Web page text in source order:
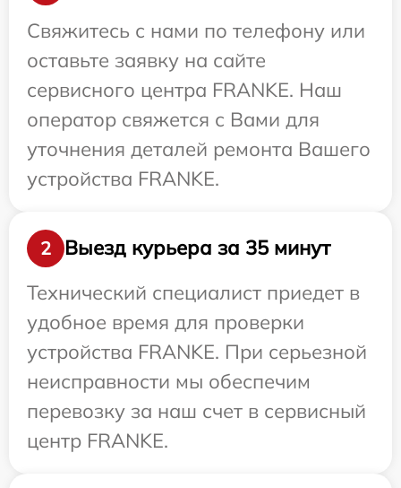
Свяжитесь с нами по телефону или
оставьте заявку на сайте
сервисного центра FRANKE. Наш
оператор свяжется с Вами для
уточнения деталей ремонта Вашего
устройства FRANKE.
2
Выезд курьера за 35 минут
Технический специалист приедет в
удобное время для проверки
устройства FRANKE. При серьезной
неисправности мы обеспечим
перевозку за наш счет в сервисный
центр FRANKE.